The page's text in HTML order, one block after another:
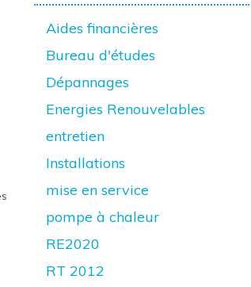
Aides financières
Bureau d'études
Dépannages
Energies Renouvelables
entretien
Installations
mise en service
pompe à chaleur
RE2020
RT 2012